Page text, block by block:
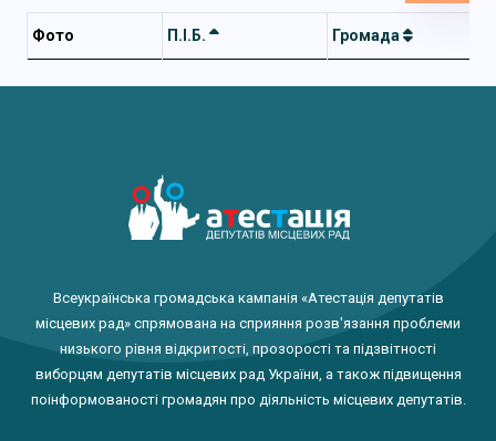
Фото П.І.Б. Громада
Всеукраїнська громадська кампанія «Атестація депутатів
місцевих рад» спрямована на сприяння розв'язання проблеми
низького рівня відкритості, прозорості та підзвітності
виборцям депутатів місцевих рад України, а також підвищення
поінформованості громадян про діяльність місцевих депутатів.